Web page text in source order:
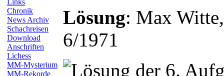
Links
Chronik
News Archiv
Schachreisen
Download
Anschriften
Lichess
MM-Mysterium
MM-Rekorde
Lösung: Max Witte
6/1971